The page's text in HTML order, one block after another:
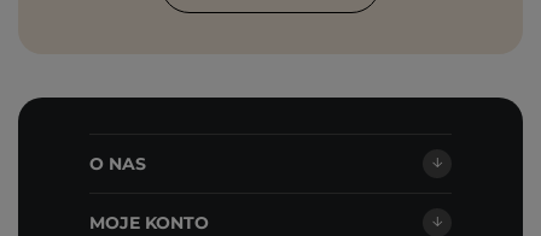
O NAS
MOJE KONTO